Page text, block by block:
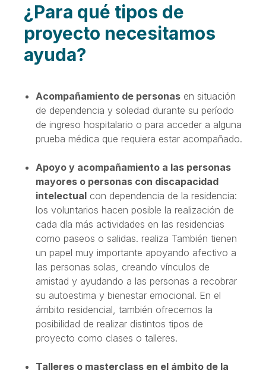
¿Para qué tipos de
proyecto necesitamos
ayuda?
Acompañamiento de personas en situación
de dependencia y soledad durante su período
de ingreso hospitalario o para acceder a alguna
prueba médica que requiera estar acompañado.
Apoyo y acompañamiento a las personas
mayores o personas con discapacidad
intelectual con dependencia de la residencia:
los voluntarios hacen posible la realización de
cada día más actividades en las residencias
como paseos o salidas. realiza También tienen
un papel muy importante apoyando afectivo a
las personas solas, creando vínculos de
amistad y ayudando a las personas a recobrar
su autoestima y bienestar emocional. En el
ámbito residencial, también ofrecemos la
posibilidad de realizar distintos tipos de
proyecto como clases o talleres.
Talleres o masterclass en el ámbito de la